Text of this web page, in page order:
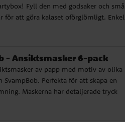
Fyll den med godsaker och små
för att göra kalaset oförglömligt. Enkel
- Ansiktsmasker 6-pack
av papp med motiv av olika
SvampBob. Perfekta för att skapa en
Maskerna har detaljerade tryck
innehåller 6 masker.